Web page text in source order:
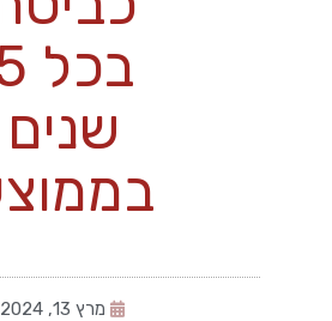
שנים
מרץ 13, 2024